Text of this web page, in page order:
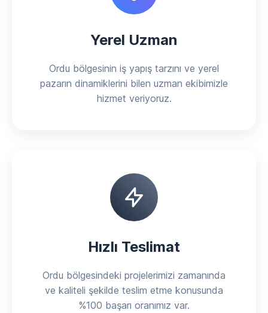
Yerel Uzman
Ordu bölgesinin iş yapış tarzını ve yerel
pazarın dinamiklerini bilen uzman ekibimizle
hizmet veriyoruz.
Hızlı Teslimat
Ordu bölgesindeki projelerimizi zamanında
ve kaliteli şekilde teslim etme konusunda
%100 başarı oranımız var.